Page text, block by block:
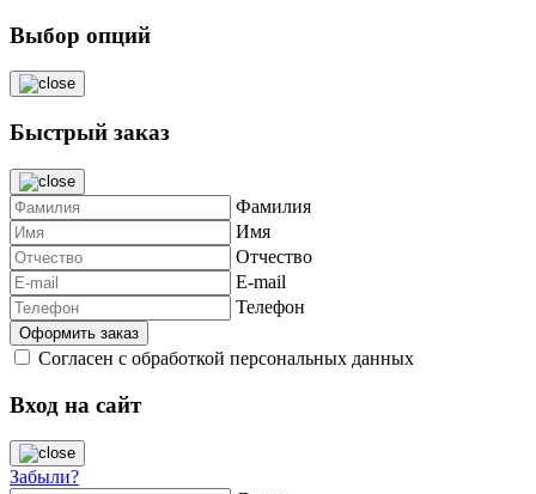
Выбор опций
Быстрый заказ
Фамилия
Имя
Отчество
E-mail
Телефон
Согласен с обработкой персональных данных
Вход на сайт
Забыли?